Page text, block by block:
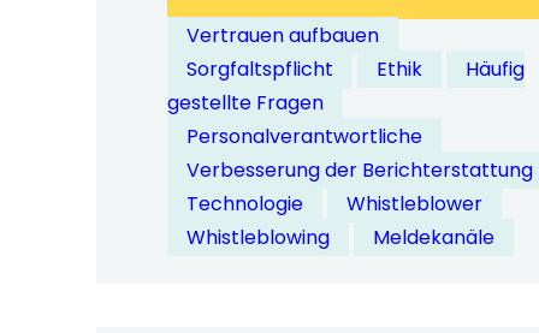
Wie
Vertrauen aufbauen
Sorgfaltspflicht
Ethik
Häufig
gestellte Fragen
Personalverantwortliche
Verbesserung der Berichterstattung
Technologie
Whistleblower
Whistleblowing
Meldekanäle